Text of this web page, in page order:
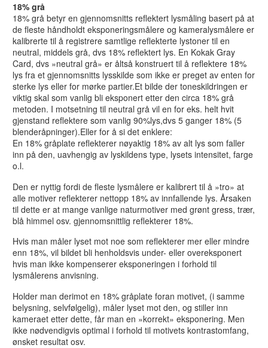
18% grå
18% grå betyr en gjennomsnitts reflektert lysmåling basert på at
de fleste håndholdt eksponeringsmålere og kameralysmålere er
kalibrerte til å registrere samtlige reflekterte lystoner til en
neutral, middels grå, dvs 18% reflektert lys. En Kokak Gray
Card, dvs »neutral grå» er åltså konstruert til å reflektere 18%
lys fra et gjennomsnitts lysskilde som ikke er preget av enten for
sterke lys eller for mørke partier.Et bilde der toneskildringen er
viktig skal som vanlig bli eksponert etter den circa 18% grå
metoden. I motsetning til neutral grå vil en for eks. helt hvit
gjenstand reflektere som vanlig 90%lys,dvs 5 ganger 18% (5
blenderåpninger).Eller for å si det enklere:
En 18% gråplate reflekterer nøyaktig 18% av alt lys som faller
inn på den, uavhengig av lyskildens type, lysets intensitet, farge
o.l.
Den er nyttig fordi de fleste lysmålere er kalibrert til å »tro» at
alle motiver reflekterer nettopp 18% av innfallende lys. Årsaken
til dette er at mange vanlige naturmotiver med grønt gress, trær,
blå himmel osv. gjennomsnittlig reflekterer 18%.
Hvis man måler lyset mot noe som reflekterer mer eller mindre
enn 18%, vil bildet bli henholdsvis under- eller overeksponert
hvis man ikke kompenserer eksponeringen i forhold til
lysmålerens anvisning.
Holder man derimot en 18% gråplate foran motivet, (i samme
belysning, selvfølgelig), måler lyset mot den, og stiller inn
kameraet etter dette, får man en »korrekt» eksponering. Men
ikke nødvendigvis optimal i forhold til motivets kontrastomfang,
ønsket resultat osv.